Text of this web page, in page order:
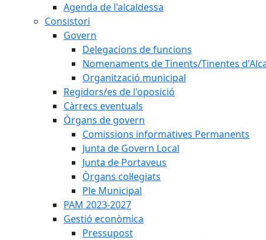
Agenda de l'alcaldessa
Consistori
Govern
Delegacions de funcions
Nomenaments de Tinents/Tinentes
Organització municipal
Regidors/es de l'oposició
Càrrecs eventuals
Òrgans de govern
Comissions informatives Permanents
Junta de Govern Local
Junta de Portaveus
Òrgans col·legiats
Ple Municipal
PAM 2023-2027
Gestió econòmica
Pressupost